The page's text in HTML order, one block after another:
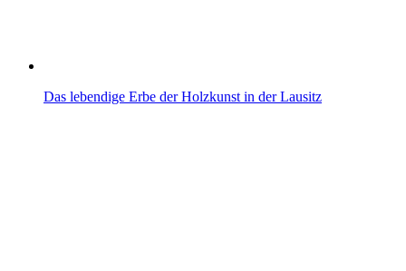
Das lebendige Erbe der Holzkunst in der Lausitz